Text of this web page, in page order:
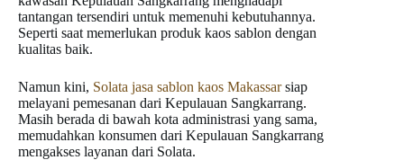
tantangan tersendiri untuk memenuhi kebutuhannya.
Seperti saat memerlukan produk kaos sablon dengan
kualitas baik.
Namun kini, Solata jasa sablon kaos Makassarsiap
melayani pemesanan dari Kepulauan Sangkarrang.
Masih berada di bawah kota administrasi yang sama,
memudahkan konsumen dari Kepulauan Sangkarrang
mengakses layanan dari Solata.